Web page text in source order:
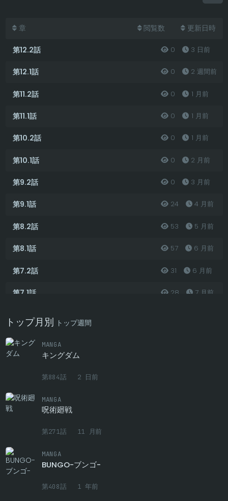
章 閲覧数 更新日時
第12.2話 0 3 日前
第12.1話 0 2 週間前
第11.2話 0 1 月前
第11.1話 0 1 月前
第10.2話 0 1 月前
第10.1話 0 2 月前
第9.2話 0 3 月前
第9.1話 24 4 月前
第8.2話 53 5 月前
第8.1話 57 6 月前
第7.2話 31 6 月前
第7.1話 28 7 月前
第6.2話
第6.1話
第5.2話
第4.2話
第3.2話
第3.1話
トップ月別 トップ週間
MANGA
キングダム
第884話 2 日前
MANGA
呪術廻戦
第271話 11 月前
MANGA
BUNGO-ブンゴ-
第408話 1 年前